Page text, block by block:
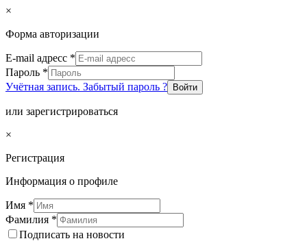
×
Форма авторизации
E-mail адресс *
Пароль *
Учётная запись. Забытый пароль ?
Войти
или зарегистрироваться
×
Регистрация
Информация о профиле
Имя *
Фамилия *
Подписать на новости